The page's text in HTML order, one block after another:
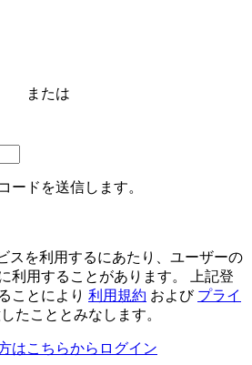
または
ードを送信します。
スを利用するにあたり、ユーザーの
利用することがあります。 上記登
ことにより 利用規約 および プライ
たこととみなします。
はこちらからログイン